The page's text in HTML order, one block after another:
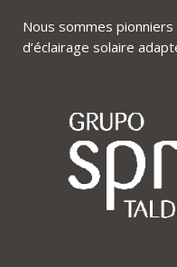
Nous sommes
d’éclairage solaire